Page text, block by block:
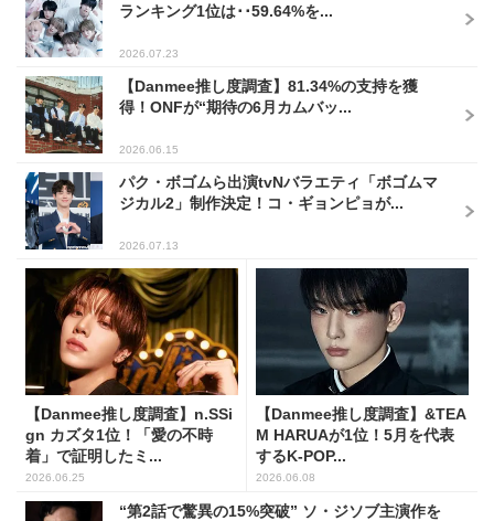
ランキング1位は･･59.64%を...
2026.07.23
【Danmee推し度調査】81.34%の支持を獲
得！ONFが“期待の6月カムバッ...
2026.06.15
パク・ボゴムら出演tvNバラエティ「ボゴムマ
ジカル2」制作決定！コ・ギョンピョが...
2026.07.13
【Danmee推し度調査】n.SSi
gn カズタ1位！「愛の不時
着」で証明したミ...
2026.06.25
【Danmee推し度調査】&TEA
M HARUAが1位！5月を代表
するK-POP...
2026.06.08
“第2話で驚異の15%突破” ソ・ジソブ主演作を